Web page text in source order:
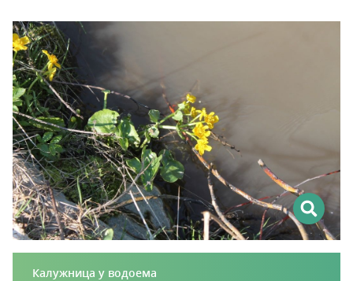
Калужница у водоема